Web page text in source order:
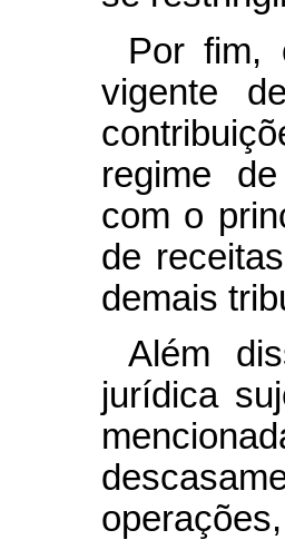
Por fim,
vigente
regime
com o
de
demais
Além
jurídica